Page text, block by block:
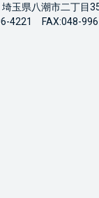
玉県八潮市二丁目
4221 FAX:048-